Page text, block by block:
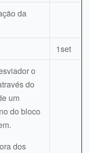
da
1set
o
do
um
do bloco
dos